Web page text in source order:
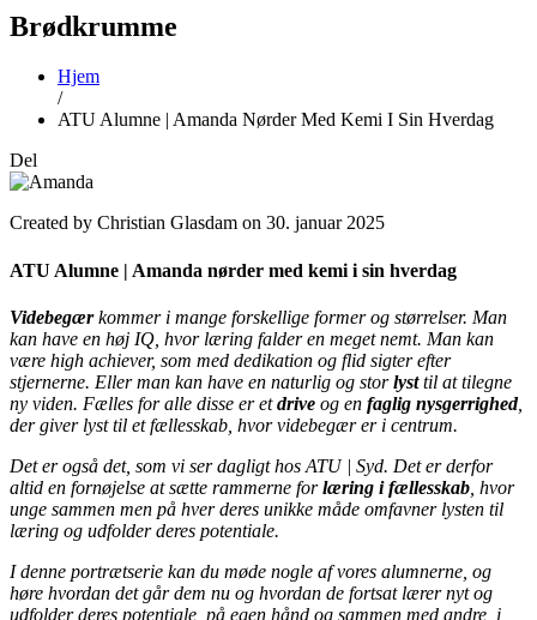
Brødkrumme
Hjem
/
ATU Alumne | Amanda Nørder Med Kemi I Sin Hverdag
Del
Created by Christian Glasdam on 30. januar 2025
ATU Alumne | Amanda nørder med kemi i sin hverdag
Videbegærkommer i mange forskellige former og størrelser. Man
kan have en høj IQ, hvor læring falder en meget nemt. Man kan
være high achiever, som med dedikation og flid sigter efter
stjernerne. Eller man kan have en naturlig og storlysttil at tilegne
ny viden. Fælles for alle disse er etdrive og en faglig nysgerrighed,
der giver lyst til et fællesskab, hvor videbegær er i centrum.
Det er også det, som vi ser dagligt hos ATU | Syd. Det er derfor
altid en fornøjelse at sætte rammerne forlæring i fællesskab , hvor
unge sammen men på hver deres unikke måde omfavner lysten til
læring og udfolder deres potentiale.
I denne portrætserie kan du møde nogle af vores alumnerne, og
høre hvordan det går dem nu og hvordan de fortsat lærer nyt og
udfolder deres potentiale, på egen hånd og sammen med andre, i